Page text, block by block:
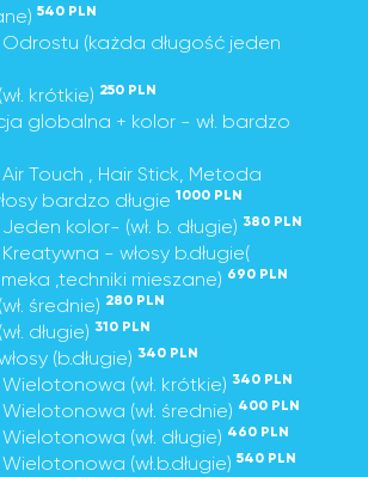
540 PLN
(każda długość jeden
krótkie) 250 PLN
globalna + kolor - wł. bardzo
Touch , Hair Stick, Metoda
bardzo długie 1000 PLN
kolor- (wł. b. długie) 380 PLN
- włosy b.długie(
,techniki mieszane) 690 PLN
średnie) 280 PLN
długie) 310 PLN
(b.długie) 340 PLN
(wł. krótkie) 340 PLN
(wł. średnie) 400 PLN
(wł. długie) 460 PLN
(wł.b.długie) 540 PLN